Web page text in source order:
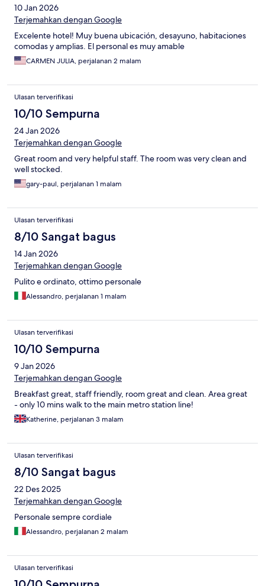
10 Jan 2026
Terjemahkan dengan Google
Excelente hotel! Muy buena ubicación, desayuno, habitaciones
comodas y amplias. El personal es muy amable
CARMEN JULIA, perjalanan 2 malam
Ulasan terverifikasi
10/10 Sempurna
24 Jan 2026
Terjemahkan dengan Google
Great room and very helpful staff. The room was very clean and
well stocked.
gary-paul, perjalanan 1 malam
Ulasan terverifikasi
8/10 Sangat bagus
14 Jan 2026
Terjemahkan dengan Google
Pulito e ordinato, ottimo personale
Alessandro, perjalanan 1 malam
Ulasan terverifikasi
10/10 Sempurna
9 Jan 2026
Terjemahkan dengan Google
Breakfast great, staff friendly, room great and clean. Area great
- only 10 mins walk to the main metro station line!
Katherine, perjalanan 3 malam
Ulasan terverifikasi
8/10 Sangat bagus
22 Des 2025
Terjemahkan dengan Google
Personale sempre cordiale
Alessandro, perjalanan 2 malam
Ulasan terverifikasi